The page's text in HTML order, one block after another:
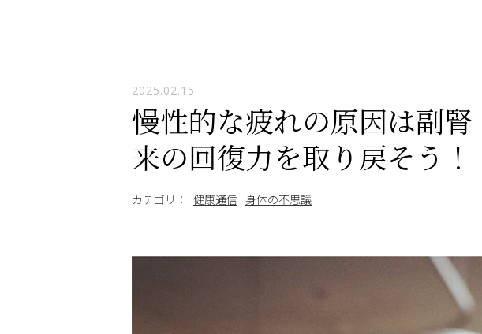
2025.02.15
慢性的な疲れの原因は副
来の回復力を取り戻そう！
カテゴリ： 健康通信 身体の不思議